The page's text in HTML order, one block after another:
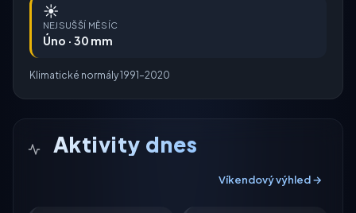
☀️
NEJSUŠŠÍ MĚSÍC
Úno · 30 mm
Klimatické normály 1991–2020
Aktivity dnes
Víkendový výhled →